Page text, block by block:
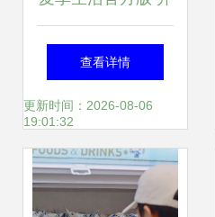
启麦享零道一站式
便利新体验
查看详情
更新时间：2026-08-06
19:01:32